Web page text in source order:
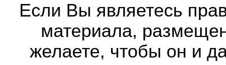
Если Вы являетесь
материала,
желаете, чтобы он и